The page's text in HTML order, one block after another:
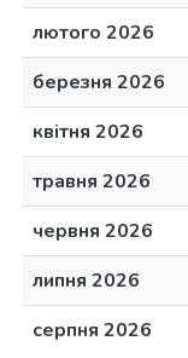
лютого 2026
березня 2026
квітня 2026
травня 2026
червня 2026
липня 2026
серпня 2026